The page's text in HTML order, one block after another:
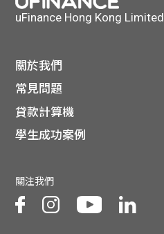
uFinance Hong Kong Limited
關於我們
常見問題
貸款計算機
學生成功案例
關注我們